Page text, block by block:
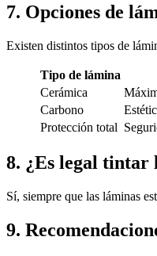
7. Opciones de
Existen distintos tipos de
Tipo de lámina
Cerámica
Carbono
Protección total
8. ¿Es legal tintar
Sí, siempre que las láminas
9.